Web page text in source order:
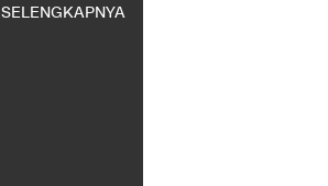
SELENGKAPNYA